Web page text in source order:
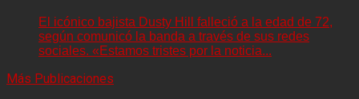
El icónico bajista Dusty Hill falleció a la edad de 72,
según comunicó la banda a través de sus redes
sociales. «Estamos tristes por la noticia...
Más Publicaciones